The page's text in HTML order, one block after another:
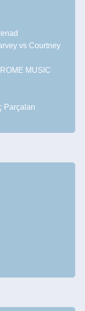
vs Courtney
MUSIC
Parçaları